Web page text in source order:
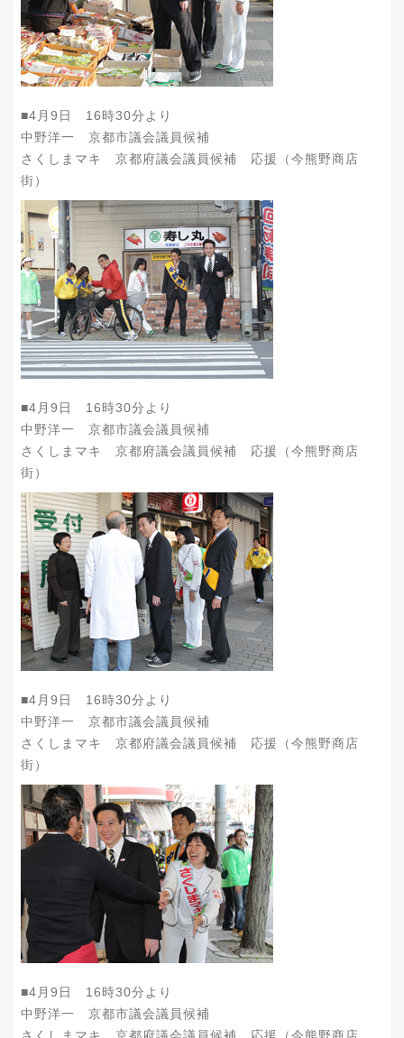
■4月9日 16時30分より
中野洋一 京都市議会議員候補
さくしまマキ 京都府議会議員候補 応援（今熊野商店
街）
■4月9日 16時30分より
中野洋一 京都市議会議員候補
さくしまマキ 京都府議会議員候補 応援（今熊野商店
街）
■4月9日 16時30分より
中野洋一 京都市議会議員候補
さくしまマキ 京都府議会議員候補 応援（今熊野商店
街）
■4月9日 16時30分より
中野洋一 京都市議会議員候補